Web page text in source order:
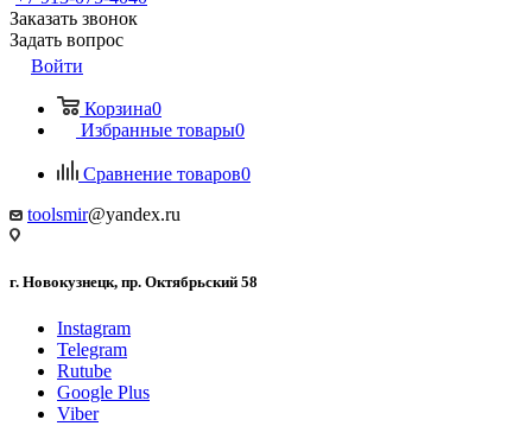
Заказать звонок
Задать вопрос
Войти
Корзина0
Избранные товары0
Сравнение товаров0
toolsmir@yandex.ru
г. Новокузнецк, пр. Октябрьский 58
Instagram
Telegram
Rutube
Google Plus
Viber